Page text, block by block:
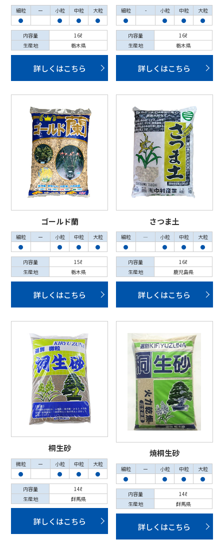
細粒 ー 小粒 中粒
大粒
●
● ●
●
内容量
16ℓ
生産地
栃木県
詳しくはこちら
細粒 - 小粒 中粒
大粒
●
● ●
●
内容量
16ℓ
生産地
栃木県
詳しくはこちら
ゴールド蘭
細粒 ー 小粒 中粒
大粒
●
● ●
●
内容量
15ℓ
生産地
栃木県
詳しくはこちら
さつま土
細粒 ― 小粒 中粒
大粒
●
● ●
●
内容量
16ℓ
生産地
鹿児島県
詳しくはこちら
桐生砂
微粒 ー 小粒 中粒
大粒
●
● ●
●
内容量
14ℓ
生産地
群馬県
詳しくはこちら
焼桐生砂
細粒 ー 小粒 中粒
大粒
●
● ●
●
内容量
14ℓ
生産地
群馬県
詳しくはこちら